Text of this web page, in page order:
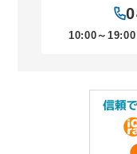
10:00～